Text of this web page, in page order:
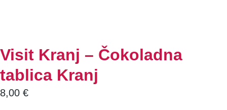
Visit Kranj – Čokoladna
tablica Kranj
8,00 €